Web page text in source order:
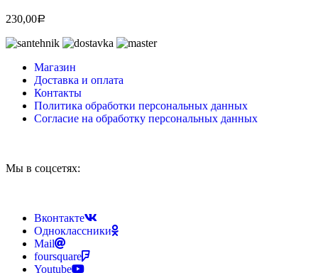
230,00Р
Магазин
Доставка и оплата
Контакты
Политика обработки персональных данных
Согласие на обработку персональных данных
Мы в соцсетях:
Вконтакте
Одноклассники
Mail
foursquare
Youtube